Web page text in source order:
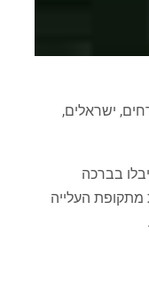
מדינת ישראל, נחגג ביום חמישי שעבר ה-3 למאי 2012, בעיר סיאול וזאת בהשתתפות של כ-470 אורחים, ישראלים,
בברכה
מתקופת העלייה